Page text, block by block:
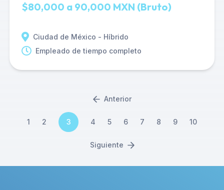
$80,000 a 90,000 MXN (Bruto)
Ciudad de México - Híbrido
Empleado de tiempo completo
Anterior
1 2 3 4 5 6 7 8 9 10
Siguiente